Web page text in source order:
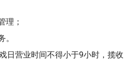
理；
。
日营业时间不得小于9小时，揽收